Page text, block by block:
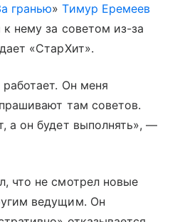
гранью»Тимур Еремеев
нему за советом из-за
«СтарХит».
Он меня
там советов.
а он будет выполнять», —
что не смотрел новые
ведущим. Он